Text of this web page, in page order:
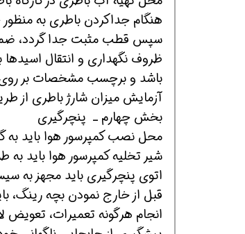
هنگام جداکردن باطری به
سپس قطب مثبت جدا گردد،
ظروف نگهداری و انتقال اسیدها
باشد و برچسب مشخصات بر
آزمایش میزان شارژ باطری از
بخش چهارم ـ پنچرگیری
محل نصب کمپرسور هوا باید به
شیر تخلیه کمپرسور هوا باید
اتوی پنچرگیری باید مجهز به
قبل از خارج نمودن بچه رینگ،
انجام هرگونه تعمیرات،